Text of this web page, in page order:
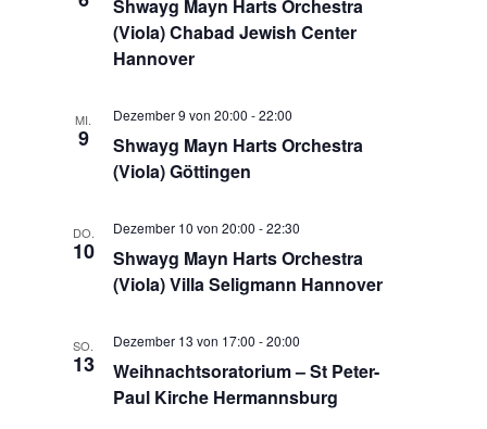
Shwayg Mayn Harts Orchestra
(Viola) Chabad Jewish Center
Hannover
MI.
9
Shwayg Mayn Harts Orchestra
(Viola) Göttingen
Dezember 9 von 20:00 -22:00
DO.
10
Shwayg Mayn Harts Orchestra
(Viola) Villa Seligmann Hannover
Dezember 10 von 20:00 -22:30
SO.
13
Weihnachtsoratorium – St Peter-
Paul Kirche Hermannsburg
Dezember 13 von 17:00 -20:00